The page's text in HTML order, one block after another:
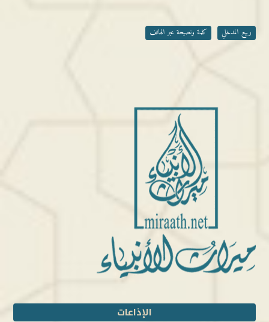
ربيع المدخلي كلمة ونصيحة عبر الهاتف
الإذاعات